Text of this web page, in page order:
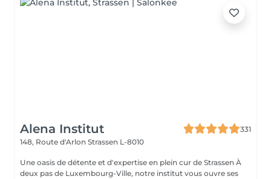
Alena Institut
331
148, Route d'Arlon Strassen L-8010
Une oasis de détente et d'expertise en plein cur de Strassen À
deux pas de Luxembourg-Ville, notre institut vous ouvre ses